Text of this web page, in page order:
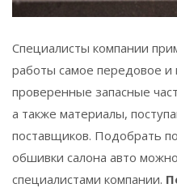
Специалисты компании
работы самое передовое и
проверенные запасные
а также материалы,
поставщиков. Подобрать
обшивки салона авто
специалистами компании.